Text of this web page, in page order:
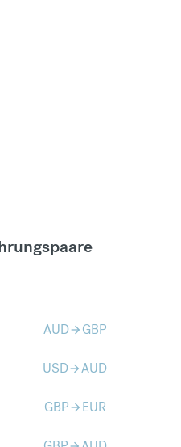
AUDarrow_forward GBP
USDarrow_forwardAUD
GBParrow_forward EUR